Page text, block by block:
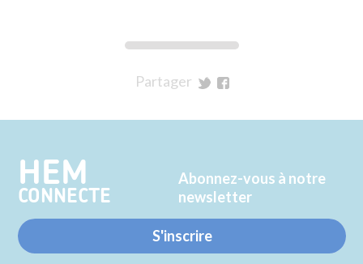
Partager
Twitter
Facebook
HEM
CONNECTE
Abonnez-vous à notre
newsletter
S'inscrire